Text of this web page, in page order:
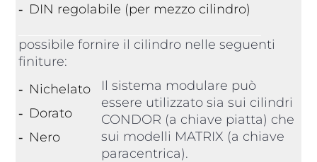
DIN regolabile (per mezzo cilindro)
possibile fornire il cilindro nelle seguenti
finiture:
Nichelato
Dorato
Nero
Il sistema modulare può
essere utilizzato sia sui cilindri
CONDOR (a chiave piatta) che
sui modelli MATRIX (a chiave
paracentrica).